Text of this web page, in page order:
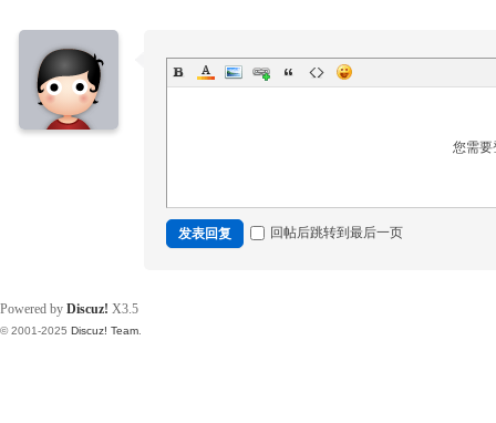
您需
发表回复 回帖后跳转到最后一页
Powered by Discuz! X3.5
© 2001-2025 Discuz! Team